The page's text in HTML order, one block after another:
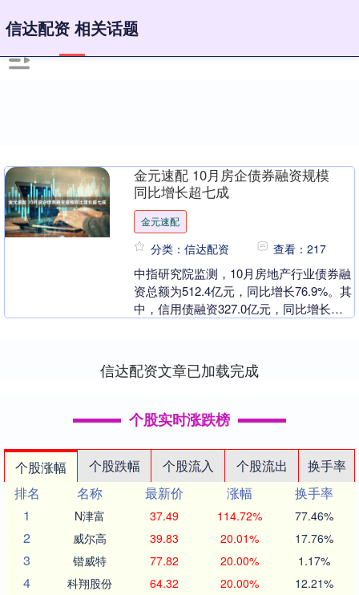
信达配资 相关话题
金元速配 10月房企债券融资规模
同比增长超七成
金元速配
分类：信达配资 查看：217
中指研究院监测，10月房地产行业债券融
资总额为512.4亿元，同比增长76.9%。其
中，信用债融资327.0亿元，同比增长
信达配资文章已加载完成
个股实时涨跌榜
个股涨幅 个股跌幅 个股流入 个股流出
换手率
排名
名称 最新价 涨幅
换手率
1
N津富 37.49 114.72% 77.46%
2 威尔高 39.83 20.01% 17.76%
3 锴威特 77.82 20.00% 1.17%
4 科翔股份 64.32 20.00% 12.21%